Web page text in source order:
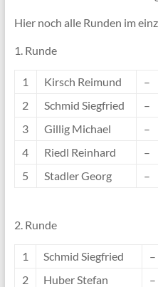
Hier noch alle Runden im
1. Runde
1 Kirsch Reimund –
2
Schmid Siegfried –
3
Gillig Michael –
4
Riedl Reinhard –
5
Stadler Georg –
2. Runde
1 Schmid Siegfried –
2
Huber Stefan –